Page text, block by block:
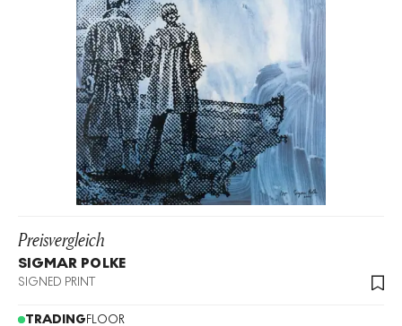
Preisvergleich
SIGMAR POLKE
SIGNED PRINT
TRADINGFLOOR